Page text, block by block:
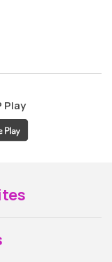
ao
Play